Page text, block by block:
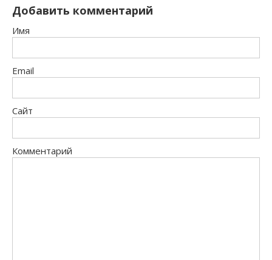
Добавить комментарий
Имя
Email
Сайт
Комментарий